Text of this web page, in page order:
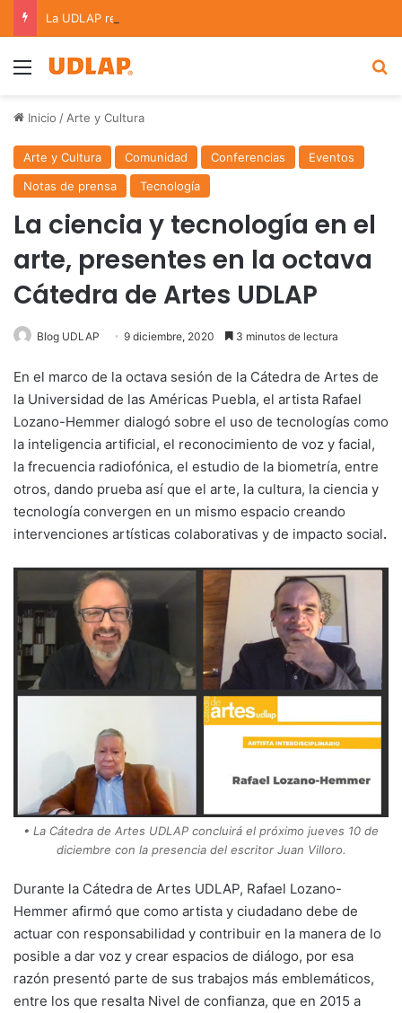
Menu
Inicio / Arte y Cultura
Arte y Cultura Comunidad Conferencias
Eventos
Notas de prensa
Tecnología
La ciencia y tecnología en el
arte, presentes en la octava
Cátedra de Artes UDLAP
Blog UDLAP 9 diciembre, 2020 3 minutos de lectura
En el marco de la octava sesión de la Cátedra de Artes de
la Universidad de las Américas Puebla, el artista Rafael
Lozano-Hemmer dialogó sobre el uso de tecnologías como
la inteligencia artificial, el reconocimiento de voz y facial,
la frecuencia radiofónica, el estudio de la biometría, entre
otros, dando prueba así que el arte, la cultura, la ciencia y
tecnología convergen en un mismo espacio creando
intervenciones artísticas colaborativas y de impacto social.
• La Cátedra de Artes UDLAP concluirá el próximo jueves 10 de
diciembre con la presencia del escritor Juan Villoro.
Durante la Cátedra de Artes UDLAP, Rafael Lozano-
Hemmer afirmó que como artista y ciudadano debe de
actuar con responsabilidad y contribuir en la manera de lo
posible a dar voz y crear espacios de diálogo, por esa
razón presentó parte de sus trabajos más emblemáticos,
entre los que resalta Nivel de confianza, que en 2015 a